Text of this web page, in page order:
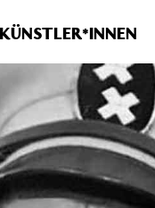
stattdessen
KÜNSTLER*INNEN